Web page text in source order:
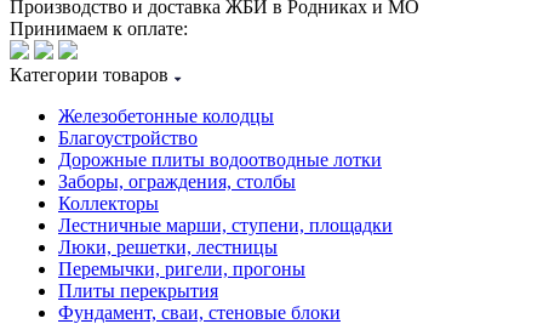
Производство и доставка ЖБИ в Родниках и МО
Принимаем к оплате:
Категории товаров
Железобетонные колодцы
Благоустройство
Дорожные плиты водоотводные лотки
Заборы, ограждения, столбы
Коллекторы
Лестничные марши, ступени, площадки
Люки, решетки, лестницы
Перемычки, ригели, прогоны
Плиты перекрытия
Фундамент, сваи, стеновые блоки